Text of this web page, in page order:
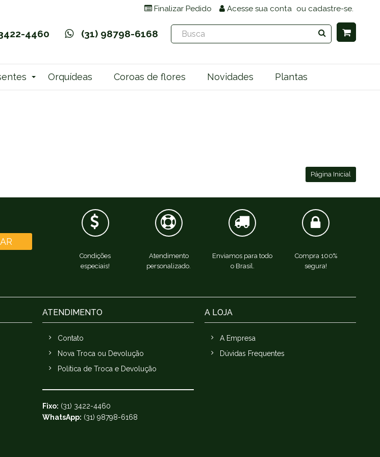
Finalizar Pedido Acesse sua conta ou cadastre-se.
4460 (31) 98798-6168
Orquídeas Coroas de flores Novidades Plantas
Página Inicial
Condições
especiais!
Atendimento
personalizado.
Enviamos para todo
o Brasil.
Compra 100%
segura!
ATENDIMENTO
Contato
Nova Troca ou Devolução
Política de Troca e Devolução
Fixo: (31) 3422-4460
WhatsApp: (31) 98798-6168
A LOJA
A Empresa
Dúvidas Frequentes